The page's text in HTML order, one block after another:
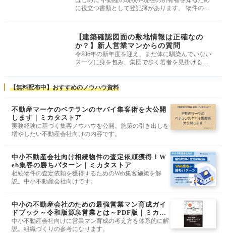
に役立つ書類として登記簿があります。 物件の調
【建築確認図面の敷地情報は正確なの
か？】新人営業マンからの質問
令和6年の新年度を迎え、まだ体に馴染んでいない
スーツに身を包み、集団で歩く若者を見掛ける機
【無料配布中】おすすめのノウハウ資料
不動産マーケのベテランのヤバイ集客術を大公開
します｜ミカタストア
実務経験に基づく集客ノウハウを公開。施策の引き出しを
増やしたい不動産会社向けの内容です。
中小不動産会社向け相続物件の査定依頼獲得！W
eb集客の勝ちパターン｜ミカタストア
相続物件の査定依頼を獲得するためのWeb集客施策を解
説。中小不動産会社向けです。
中小の不動産会社のための最強営業マン育成ガイ
ドブック～令和版源泉営業とは～PDF版｜ミカタ
ストア
中小不動産会社向けに営業マン育成の考え方を体系的に解
説。組織づくりの参考になります。